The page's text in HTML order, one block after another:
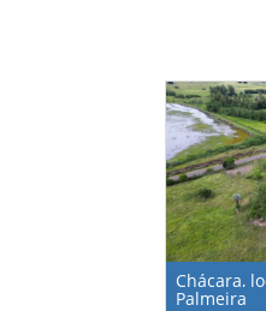
Chácara,
Palmeira